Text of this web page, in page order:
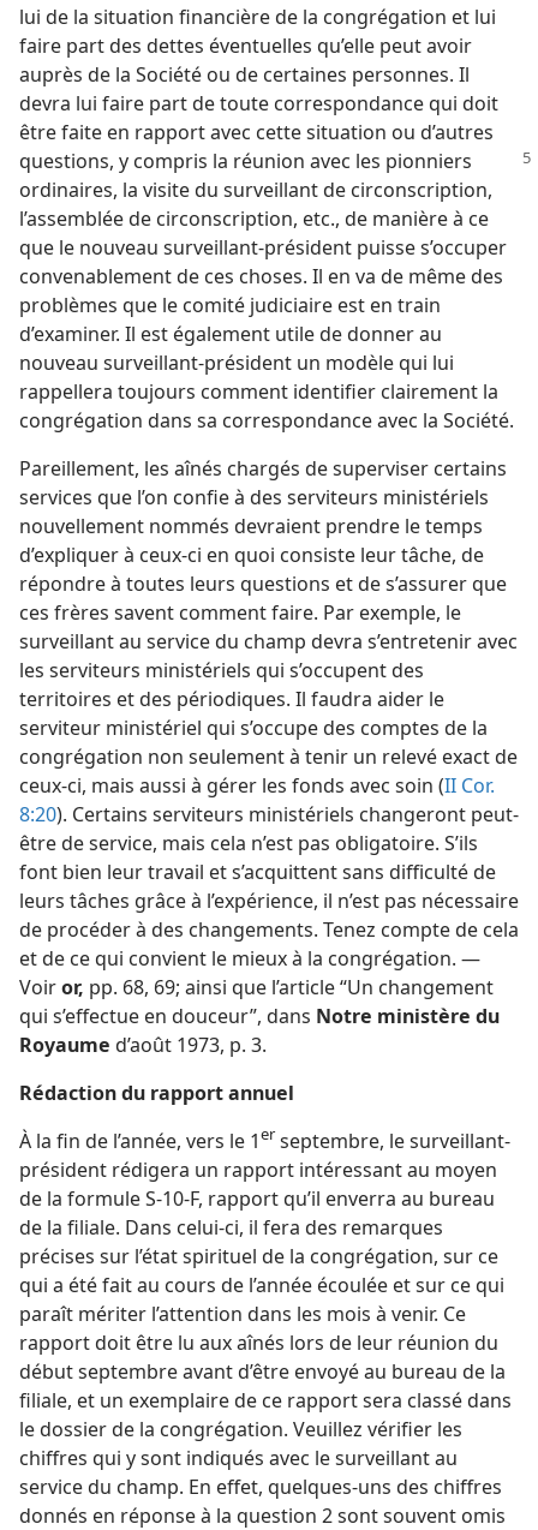
lui de la situation financière de la congrégation et lui
faire part des dettes éventuelles qu’elle peut avoir
auprès de la Société ou de certaines personnes. Il
devra lui faire part de toute correspondance qui doit
être faite en rapport avec cette situation ou d’autres
questions, y compris la réunion avec les pionniers
ordinaires, la visite du surveillant de circonscription,
l’assemblée de circonscription, etc., de manière à ce
que le nouveau surveillant-président puisse s’occuper
convenablement de ces choses. Il en va de même des
problèmes que le comité judiciaire est en train
d’examiner. Il est également utile de donner au
nouveau surveillant-président un modèle qui lui
rappellera toujours comment identifier clairement la
congrégation dans sa correspondance avec la Société.
Pareillement, les aînés chargés de superviser certains
services que l’on confie à des serviteurs ministériels
nouvellement nommés devraient prendre le temps
d’expliquer à ceux-ci en quoi consiste leur tâche, de
répondre à toutes leurs questions et de s’assurer que
ces frères savent comment faire. Par exemple, le
surveillant au service du champ devra s’entretenir avec
les serviteurs ministériels qui s’occupent des
territoires et des périodiques. Il faudra aider le
serviteur ministériel qui s’occupe des comptes de la
congrégation non seulement à tenir un relevé exact de
ceux-ci, mais aussi à gérer les fonds avec soin (II Cor.
8:20). Certains serviteurs ministériels changeront peut-
être de service, mais cela n’est pas obligatoire. S’ils
font bien leur travail et s’acquittent sans difficulté de
leurs tâches grâce à l’expérience, il n’est pas nécessaire
de procéder à des changements. Tenez compte de cela
et de ce qui convient le mieux à la congrégation. —
Voiror, pp. 68, 69; ainsi que l’article “Un changement
qui s’effectue en douceur”, dans Notre ministère du
Royaume d’août 1973, p. 3.
Rédaction du rapport annuel
À la fin de l’année, vers le 1er septembre, le surveillant-
président rédigera un rapport intéressant au moyen
de la formule S-10-F, rapport qu’il enverra au bureau
de la filiale. Dans celui-ci, il fera des remarques
précises sur l’état spirituel de la congrégation, sur ce
qui a été fait au cours de l’année écoulée et sur ce qui
paraît mériter l’attention dans les mois à venir. Ce
rapport doit être lu aux aînés lors de leur réunion du
début septembre avant d’être envoyé au bureau de la
filiale, et un exemplaire de ce rapport sera classé dans
le dossier de la congrégation. Veuillez vérifier les
chiffres qui y sont indiqués avec le surveillant au
service du champ. En effet, quelques-uns des chiffres
donnés en réponse à la question 2 sont souvent omis